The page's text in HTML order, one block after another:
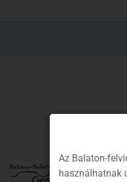
Az Balaton-
használhatnak